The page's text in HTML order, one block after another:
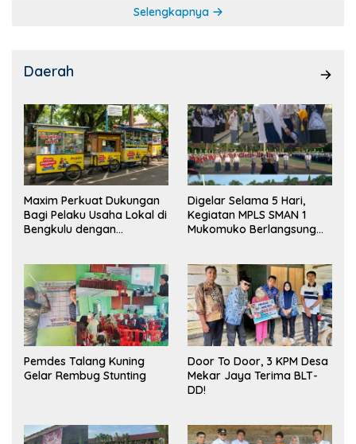
Selengkapnya
Daerah
Maxim Perkuat Dukungan
Bagi Pelaku Usaha Lokal di
Bengkulu dengan
Pasar
Digelar Selama 5 Hari,
Kegiatan MPLS SMAN 1
Mukomuko Berlangsung
Pemdes Talang Kuning
Gelar Rembug Stunting
Door To Door, 3 KPM Desa
Mekar Jaya Terima BLT-
DD!